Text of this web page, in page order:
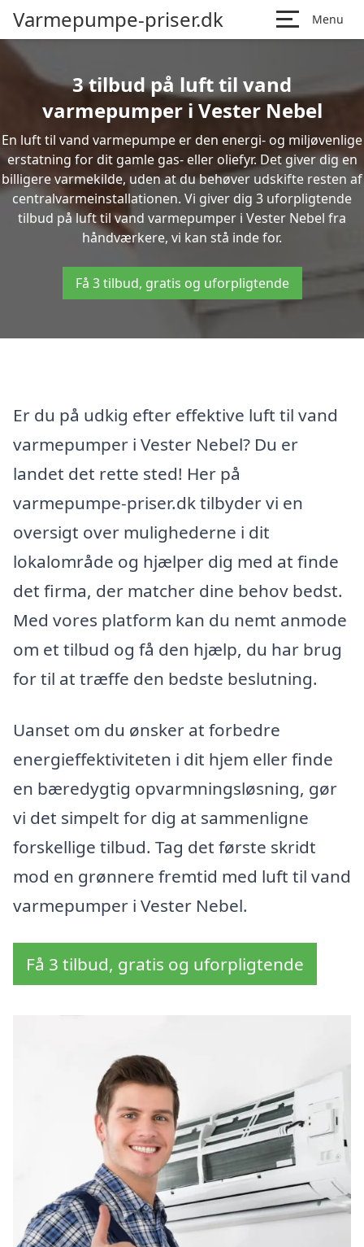
Varmepumpe-priser.dk Menu
3 tilbud på luft til vand
varmepumper i Vester Nebel
En luft til vand varmepumpe er den energi- og miljøvenlige
erstatning for dit gamle gas- eller oliefyr. Det giver dig en
billigere varmekilde, uden at du behøver udskifte resten af
centralvarmeinstallationen. Vi giver dig 3 uforpligtende
tilbud på luft til vand varmepumper i Vester Nebel fra
håndværkere, vi kan stå inde for.
Få 3 tilbud, gratis og uforpligtende
Er du på udkig efter effektive luft til vand
varmepumper i Vester Nebel? Du er
landet det rette sted! Her på
varmepumpe-priser.dk tilbyder vi en
oversigt over mulighederne i dit
lokalområde og hjælper dig med at finde
det firma, der matcher dine behov bedst.
Med vores platform kan du nemt anmode
om et tilbud og få den hjælp, du har brug
for til at træffe den bedste beslutning.
Uanset om du ønsker at forbedre
energieffektiviteten i dit hjem eller finde
en bæredygtig opvarmningsløsning, gør
vi det simpelt for dig at sammenligne
forskellige tilbud. Tag det første skridt
mod en grønnere fremtid med luft til vand
varmepumper i Vester Nebel.
Få 3 tilbud, gratis og uforpligtende